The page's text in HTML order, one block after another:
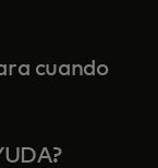
cuando